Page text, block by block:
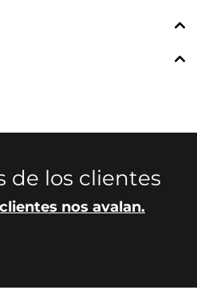
de los clientes
nos avalan.